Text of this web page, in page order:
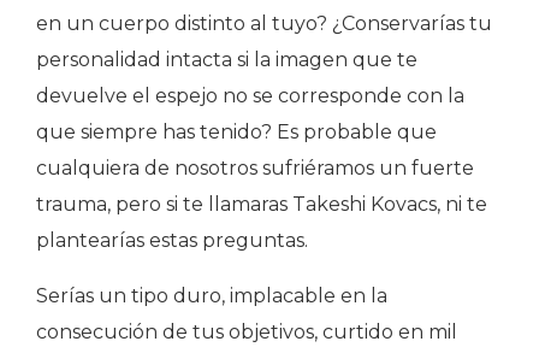
en un cuerpo distinto al tuyo? ¿Conservarías tu
personalidad intacta si la imagen que te
devuelve el espejo no se corresponde con la
que siempre has tenido? Es probable que
cualquiera de nosotros sufriéramos un fuerte
trauma, pero si te llamaras Takeshi Kovacs, ni te
plantearías estas preguntas.
Serías un tipo duro, implacable en la
consecución de tus objetivos, curtido en mil